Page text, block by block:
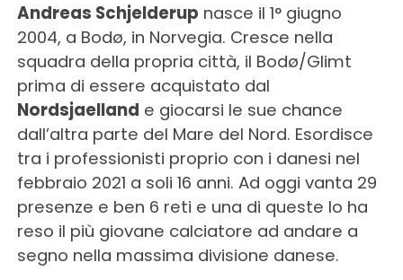
Andreas Schjelderup nasce il 1° giugno
2004, a Bodø, in Norvegia. Cresce nella
squadra della propria città, il Bodø/Glimt
prima di essere acquistato dal
Nordsjaelland e giocarsi le sue chance
dall’altra parte del Mare del Nord. Esordisce
tra i professionisti proprio con i danesi nel
febbraio 2021 a soli 16 anni. Ad oggi vanta 29
presenze e ben 6 reti e una di queste lo ha
reso il più giovane calciatore ad andare a
segno nella massima divisione danese.